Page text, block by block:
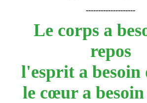
--------------------
Le corps a
repos
l'esprit a besoin
le cœur a